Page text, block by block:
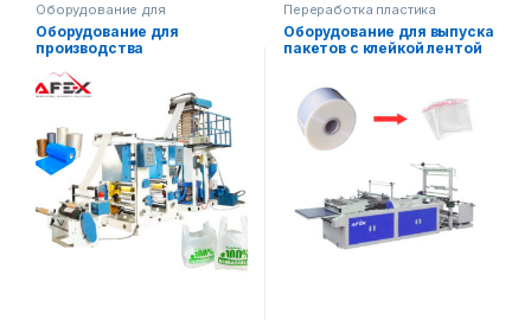
Оборудование для
переработки
пластика
Оборудование для
производства
Переработка пластика
Оборудование для выпуска
пакетов с клейкой лентой